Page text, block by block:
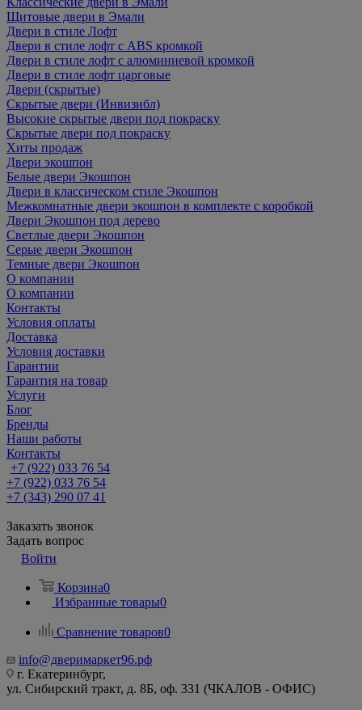
Щитовые двери в Эмали
Двери в стиле Лофт
Двери в стиле лофт с ABS кромкой
Двери в стиле лофт с алюминиевой кромкой
Двери в стиле лофт царговые
Двери (скрытые)
Скрытые двери (Инвизибл)
Высокие скрытые двери под покраску
Скрытые двери под покраску
Хиты продаж
Двери экошпон
Белые двери Экошпон
Двери в классическом стиле Экошпон
Межкомнатные двери экошпон в комплекте с коробкой
Двери Экошпон под дерево
Светлые двери Экошпон
Серые двери Экошпон
Темные двери Экошпон
О компании
О компании
Контакты
Условия оплаты
Доставка
Условия доставки
Гарантии
Гарантия на товар
Услуги
Блог
Бренды
Наши работы
Контакты
+7 (922) 033 76 54
+7 (922) 033 76 54
+7 (343) 290 07 41
Заказать звонок
Задать вопрос
Войти
Корзина0
Избранные товары0
Сравнение товаров0
info@дверимаркет96.рф
г. Екатеринбург,
ул. Сибирский тракт, д. 8Б, оф. 331 (ЧКАЛОВ - ОФИС)